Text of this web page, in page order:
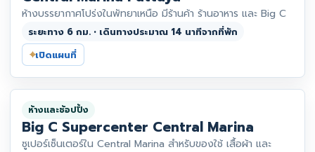
ห้างบรรยากาศโปร่งในพัทยาเหนือ มีร้านค้า ร้านอาหาร และ Big C
ระยะทาง 6 กม. • เดินทางประมาณ 14 นาทีจากที่พัก
⌖เปิดแผนที่
ห้างและช้อปปิ้ง
Big C Supercenter Central Marina
ซูเปอร์เซ็นเตอร์ใน Central Marina สำหรับของใช้ เสื้อผ้า และ